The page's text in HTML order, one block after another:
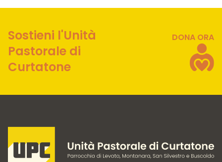
Sostieni l'Unità
Pastorale di
Curtatone
DONA ORA